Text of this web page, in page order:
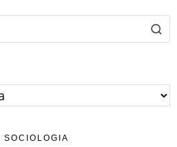
SOCIOLOGIA